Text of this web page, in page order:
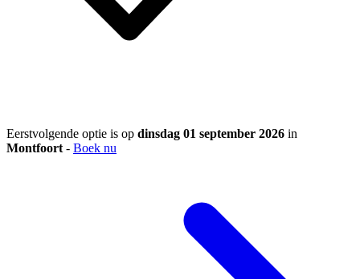
Eerstvolgende optie is op dinsdag 01 september 2026 in
Montfoort- Boek nu